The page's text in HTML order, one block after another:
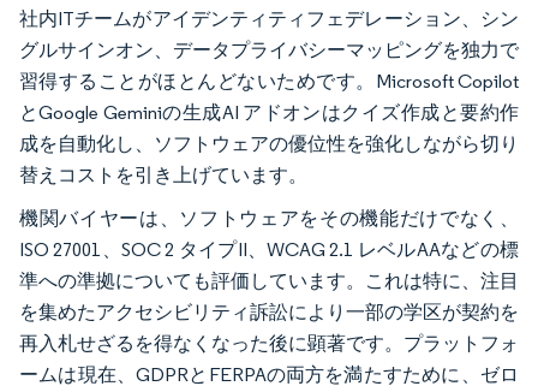
社内ITチームがアイデンティティフェデレーション、シン
グルサインオン、データプライバシーマッピングを独力で
習得することがほとんどないためです。Microsoft Copilot
とGoogle Geminiの生成AI アドオンはクイズ作成と要約作
成を自動化し、ソフトウェアの優位性を強化しながら切り
替えコストを引き上げています。
機関バイヤーは、ソフトウェアをその機能だけでなく、
ISO 27001、SOC 2 タイプII、WCAG 2.1 レベルAAなどの標
準への準拠についても評価しています。これは特に、注目
を集めたアクセシビリティ訴訟により一部の学区が契約を
再入札せざるを得なくなった後に顕著です。プラットフォ
ームは現在、GDPRとFERPAの両方を満たすために、ゼロ